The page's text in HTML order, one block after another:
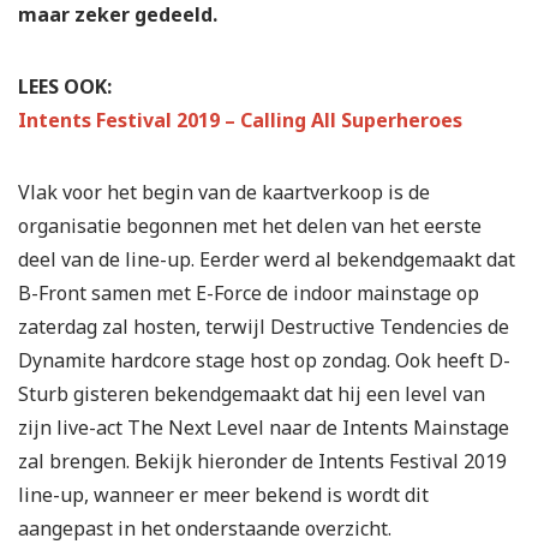
maar zeker gedeeld.
LEES OOK:
Intents Festival 2019 – Calling All Superheroes
Vlak voor het begin van de kaartverkoop is de
organisatie begonnen met het delen van het eerste
deel van de line-up. Eerder werd al bekendgemaakt dat
B-Front samen met E-Force de indoor mainstage op
zaterdag zal hosten, terwijl Destructive Tendencies de
Dynamite hardcore stage host op zondag. Ook heeft D-
Sturb gisteren bekendgemaakt dat hij een level van
zijn live-act The Next Level naar de Intents Mainstage
zal brengen. Bekijk hieronder de Intents Festival 2019
line-up, wanneer er meer bekend is wordt dit
aangepast in het onderstaande overzicht.